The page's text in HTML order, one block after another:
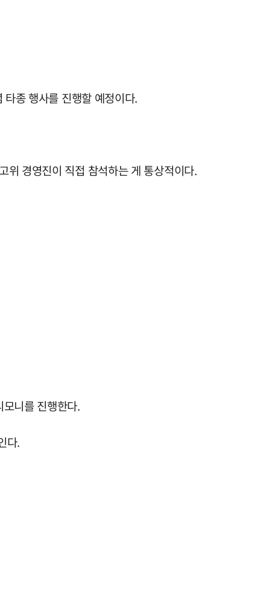
종 행사를 진행할 예정이다.
위 경영진이 직접 참석하는 게 통상적이다.
니를 진행한다.
다.